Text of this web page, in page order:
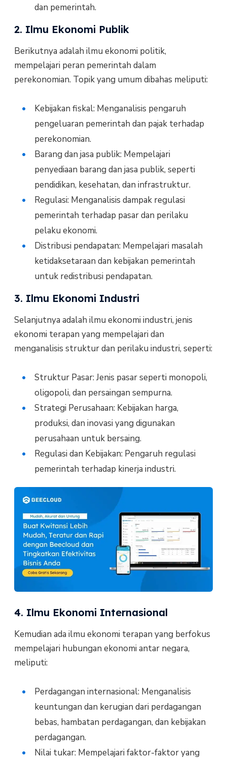
dan pemerintah.
2. Ilmu Ekonomi Publik
Berikutnya adalah ilmu ekonomi politik,
mempelajari peran pemerintah dalam
perekonomian. Topik yang umum dibahas meliputi:
Kebijakan fiskal: Menganalisis pengaruh
pengeluaran pemerintah dan pajak terhadap
perekonomian.
Barang dan jasa publik: Mempelajari
penyediaan barang dan jasa publik, seperti
pendidikan, kesehatan, dan infrastruktur.
Regulasi: Menganalisis dampak regulasi
pemerintah terhadap pasar dan perilaku
pelaku ekonomi.
Distribusi pendapatan: Mempelajari masalah
ketidaksetaraan dan kebijakan pemerintah
untuk redistribusi pendapatan.
3. Ilmu Ekonomi Industri
Selanjutnya adalah ilmu ekonomi industri, jenis
ekonomi terapan yang mempelajari dan
menganalisis struktur dan perilaku industri, seperti:
Struktur Pasar: Jenis pasar seperti monopoli,
oligopoli, dan persaingan sempurna.
Strategi Perusahaan: Kebijakan harga,
produksi, dan inovasi yang digunakan
perusahaan untuk bersaing.
Regulasi dan Kebijakan: Pengaruh regulasi
pemerintah terhadap kinerja industri.
4. Ilmu Ekonomi Internasional
Kemudian ada ilmu ekonomi terapan yang berfokus
mempelajari hubungan ekonomi antar negara,
meliputi:
Perdagangan internasional: Menganalisis
keuntungan dan kerugian dari perdagangan
bebas, hambatan perdagangan, dan kebijakan
perdagangan.
Nilai tukar: Mempelajari faktor-faktor yang